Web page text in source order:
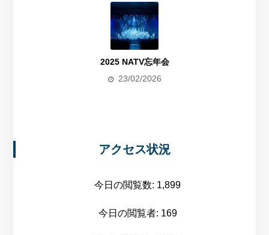
2025 NATV忘年会
23/02/2026
アクセス状況
今日の閲覧数: 1,899
今日の閲覧者: 169